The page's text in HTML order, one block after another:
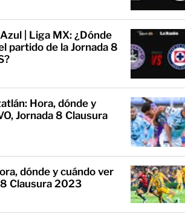
| Liga MX: ¿Dónde
partido de la Jornada 8
Hora, dónde y
Jornada 8 Clausura
dónde y cuándo ver
8 Clausura 2023